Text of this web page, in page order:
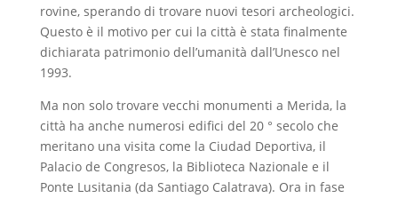
rovine, sperando di trovare nuovi tesori archeologici.
Questo è il motivo per cui la città è stata finalmente
dichiarata patrimonio dell’umanità dall’Unesco nel
1993.
Ma non solo trovare vecchi monumenti a Merida, la
città ha anche numerosi edifici del 20 ° secolo che
meritano una visita come la Ciudad Deportiva, il
Palacio de Congresos, la Biblioteca Nazionale e il
Ponte Lusitania (da Santiago Calatrava). Ora in fase